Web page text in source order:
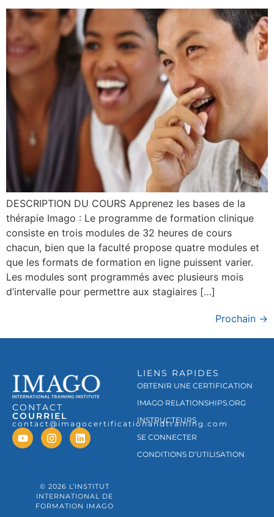
DESCRIPTION DU COURS Apprenez les bases de la
thérapie Imago : Le programme de formation clinique
consiste en trois modules de 32 heures de cours
chacun, bien que la faculté propose quatre modules et
que les formats de formation en ligne puissent varier.
Les modules sont programmés avec plusieurs mois
d’intervalle pour permettre aux stagiaires […]
Prochain →
CONTACT
COURRIEL
contact@imagocertificationandtraining.com
LIENS RAPIDES
OBTENIR UNE CERTIFICATION
IMAGO RELATIONSHIPS.ORG
INSTRUCTEURS
SE CONNECTER
CONDITIONS D’UTILISATION
© 2026 L’INSTITUT
INTERNATIONAL DE
FORMATION IMAGO